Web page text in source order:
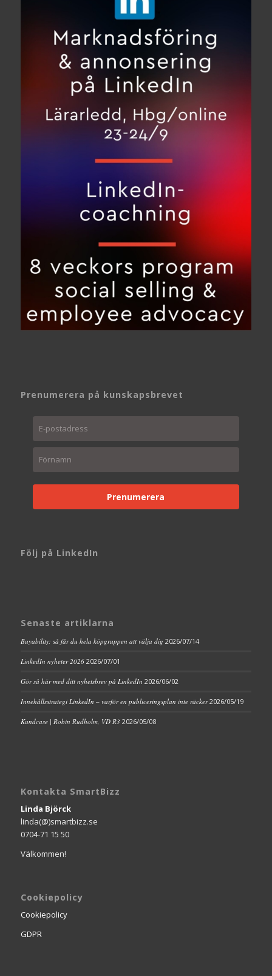
Prenumerera på kunskapsbrevet
Prenumerera
Följ på LinkedIn
Senaste artiklarna
Buyability: så får du hela köpgruppen att välja dig 2026/07/14
LinkedIn nyheter 2026 2026/07/01
Gör så här med ditt nyhetsbrev på LinkedIn 2026/06/02
Innehållsstrategi LinkedIn – varför en publiceringsplan inte räcker 2026/05/19
Kundcase | Robin Rudholm, VD R3 2026/05/08
Kontakta SmartBizz
Linda Björck
linda(@)smartbizz.se
0704-71 15 50
Välkommen!
Cookiepolicy
Cookiepolicy
GDPR